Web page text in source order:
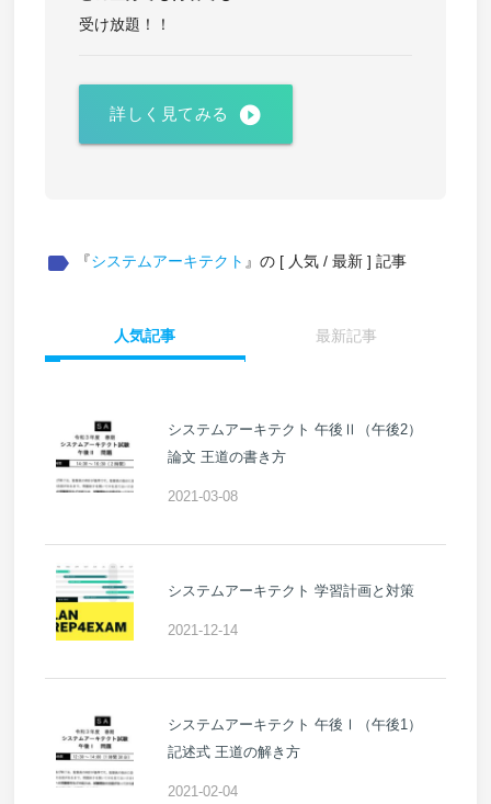
受け放題！！
詳しく見てみる play_circle_filled
label 『システムアーキテクト 』の [ 人気 / 最新 ] 記事
人気記事 最新記事
システムアーキテクト 午後Ⅱ（午後2）
論文 王道の書き方
2021-03-08
システムアーキテクト 学習計画と対策
2021-12-14
システムアーキテクト 午後Ⅰ（午後1）
記述式 王道の解き方
2021-02-04